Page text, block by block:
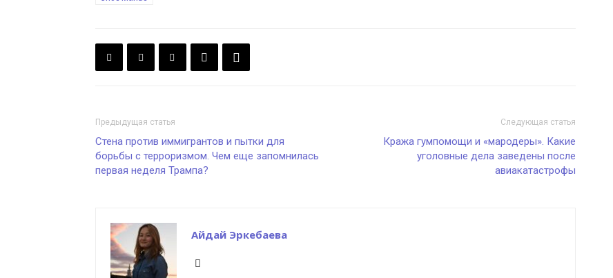
Предыдущая статья
Стена против иммигрантов и пытки для
борьбы с терроризмом. Чем еще запомнилась
первая неделя Трампа?
Следующая статья
Кража гумпомощи и «мародеры». Какие
уголовные дела заведены после
авиакатастрофы
Айдай Эркебаева